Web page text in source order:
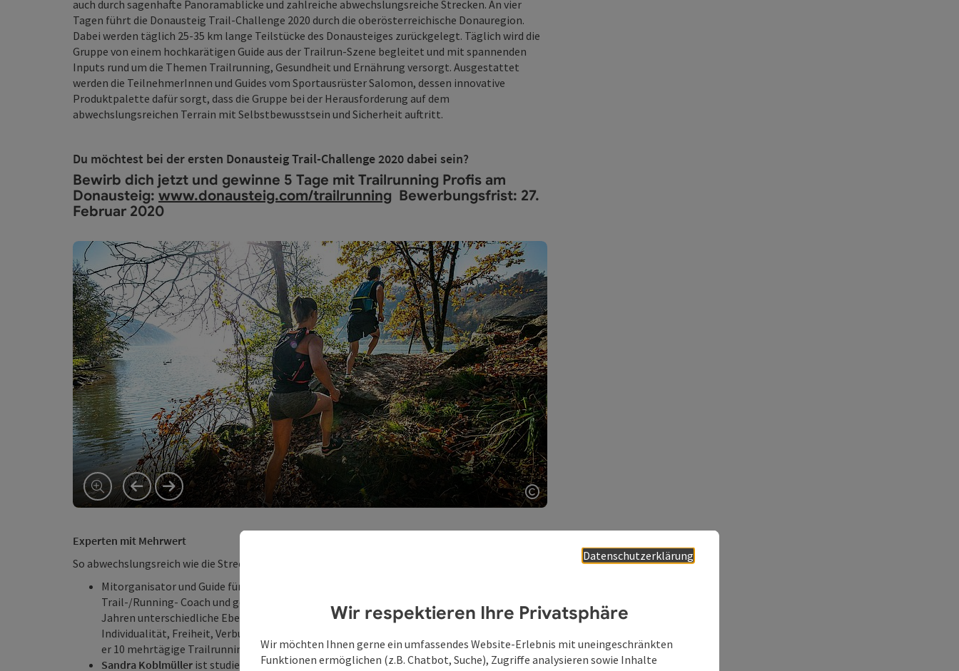
auch durch sagenhafte Panoramablicke und zahlreiche abwechslungsreiche Strecken. An vier
Tagen führt die Donausteig Trail-Challenge 2020 durch die oberösterreichische Donauregion.
Dabei werden täglich 25-35 km lange Teilstücke des Donausteiges zurückgelegt. Täglich wird die
Gruppe von einem hochkarätigen Guide aus der Trailrun-Szene begleitet und mit spannenden
Inputs rund um die Themen Trailrunning, Gesundheit und Ernährung versorgt. Ausgestattet
werden die TeilnehmerInnen und Guides vom Sportausrüster Salomon, dessen innovative
Produktpalette dafür sorgt, dass die Gruppe bei der Herausforderung auf dem
abwechslungsreichen Terrain mit Selbstbewusstsein und Sicherheit auftritt.
Du möchtest bei der ersten Donausteig Trail-Challenge 2020 dabei sein?
Bewirb dich jetzt und gewinne 5 Tage mit Trailrunning Profis am
Donausteig: www.donausteig.com/trailrunning Bewerbungsfrist: 27.
Februar 2020
Copyright öffnen
vorheriges Element
nächstes Element
Experten mit Mehrwert
So abwechslungsreich wie die Strecke sind auch die Guides und ihre Inputs:
Mitorganisator und Guide für einen Tag ist
Trail-/Running- Coach und geprüfter Mentaltrainerverbindet Florian Reiter seit vielen
Jahren unterschiedliche Ebenen von Bewegungen: Mindset, Gesundheit, Freude,
Individualität, Freiheit, Verbundenheit zu sich selbst und unserer Umwelt. Im Jahr 2019 hat
er 10 mehrtägige Trailrunning Camps in den Alpen organisiert und geleitet.
Sandra Koblmüller ist studierte Sportwissenschaftlerin und läuft für ihr Leben gern. Sie ist
Datenschutzerklärung
Wir respektieren Ihre Privatsphäre
Wir möchten Ihnen gerne ein umfassendes Website-Erlebnis mit uneingeschränkten
Funktionen ermöglichen (z.B. Chatbot, Suche), Zugriffe analysieren sowie Inhalte